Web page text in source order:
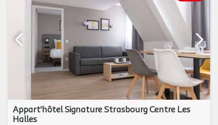
Appart'hôtel Signature Strasbourg Centre Les
Halles